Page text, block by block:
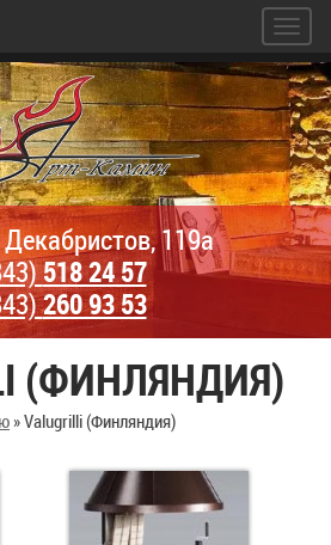
119а
518 24 57
260 93 53
(ФИНЛЯНДИЯ)
»Valugrilli (Финляндия)